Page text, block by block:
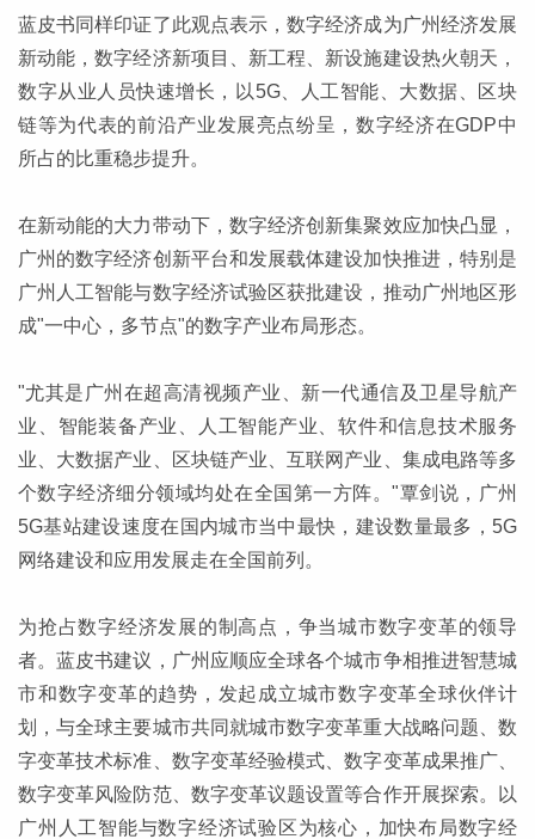
蓝皮书同样印证了此观点表示，数字经济成为广州经济发展
新动能，数字经济新项目、新工程、新设施建设热火朝天，
数字从业人员快速增长，以5G、人工智能、大数据、区块
链等为代表的前沿产业发展亮点纷呈，数字经济在GDP中
所占的比重稳步提升。
在新动能的大力带动下，数字经济创新集聚效应加快凸显，
广州的数字经济创新平台和发展载体建设加快推进，特别是
广州人工智能与数字经济试验区获批建设，推动广州地区形
成"一中心，多节点"的数字产业布局形态。
"尤其是广州在超高清视频产业、新一代通信及卫星导航产
业、智能装备产业、人工智能产业、软件和信息技术服务
业、大数据产业、区块链产业、互联网产业、集成电路等多
个数字经济细分领域均处在全国第一方阵。"覃剑说，广州
5G基站建设速度在国内城市当中最快，建设数量最多，5G
网络建设和应用发展走在全国前列。
为抢占数字经济发展的制高点，争当城市数字变革的领导
者。蓝皮书建议，广州应顺应全球各个城市争相推进智慧城
市和数字变革的趋势，发起成立城市数字变革全球伙伴计
划，与全球主要城市共同就城市数字变革重大战略问题、数
字变革技术标准、数字变革经验模式、数字变革成果推广、
数字变革风险防范、数字变革议题设置等合作开展探索。以
广州人工智能与数字经济试验区为核心，加快布局数字经